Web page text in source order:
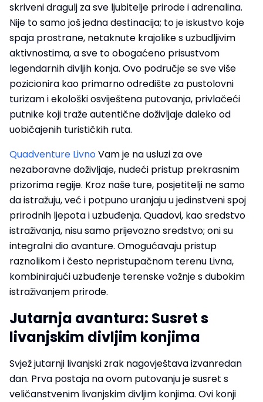
skriveni dragulj za sve ljubitelje prirode i adrenalina.
Nije to samo još jedna destinacija; to je iskustvo koje
spaja prostrane, netaknute krajolike s uzbudljivim
aktivnostima, a sve to obogaćeno prisustvom
legendarnih divljih konja. Ovo područje se sve više
pozicionira kao primarno odredište za pustolovni
turizam i ekološki osviještena putovanja, privlačeći
putnike koji traže autentične doživljaje daleko od
uobičajenih turističkih ruta.
Quadventure LivnoVam je na usluzi za ove
nezaboravne doživljaje, nudeći pristup prekrasnim
prizorima regije. Kroz naše ture, posjetitelji ne samo
da istražuju, već i potpuno uranjaju u jedinstveni spoj
prirodnih ljepota i uzbuđenja. Quadovi, kao sredstvo
istraživanja, nisu samo prijevozno sredstvo; oni su
integralni dio avanture. Omogućavaju pristup
raznolikom i često nepristupačnom terenu Livna,
kombinirajući uzbuđenje terenske vožnje s dubokim
istraživanjem prirode.
Jutarnja avantura: Susret s
livanjskim divljim konjima
Svjež jutarnji livanjski zrak nagovještava izvanredan
dan. Prva postaja na ovom putovanju je susret s
veličanstvenim livanjskim divljim konjima. Ovi konji